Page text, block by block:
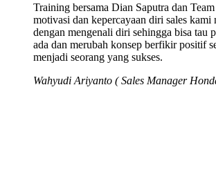
Training bersama Dian Saputra dan
motivasi dan kepercayaan diri sales kami
dengan mengenali diri sehingga bisa tau
ada dan merubah konsep berfikir positif
menjadi seorang yang sukses.
Wahyudi Ariyanto ( Sales Manager